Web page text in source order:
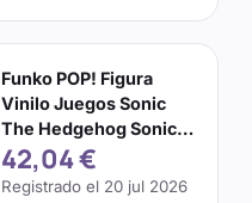
Funko POP! Figura
Vinilo Juegos Sonic
The Hedgehog Sonic
con Anillo #283
¡NUEVO!
42,04 €
Registrado el 20 jul 2026